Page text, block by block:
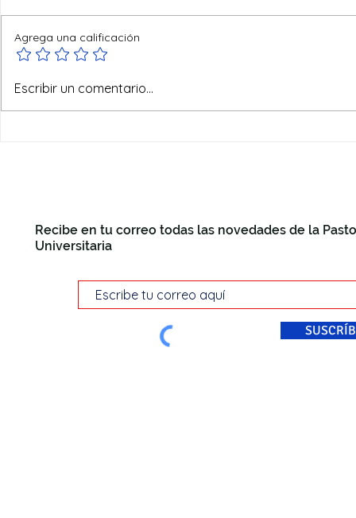
Reyes del mundo
Agrega una calificación
Escribir un comentario...
Recibe en tu correo todas las novedades de la
Universitaria